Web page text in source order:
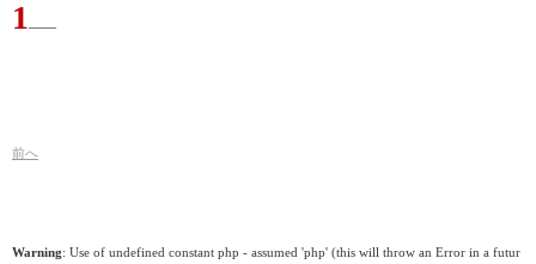
1
前へ
Warning: Use of undefined constant php - assumed 'php' (this will throw an Error in a futur